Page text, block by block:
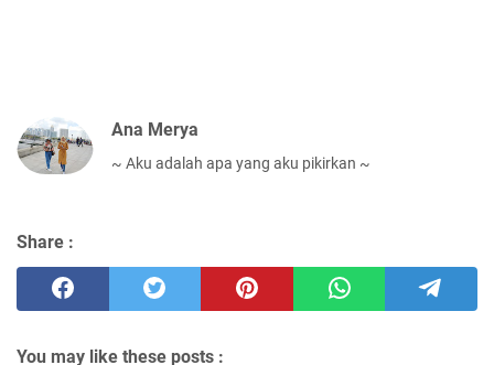
Ana Merya
~ Aku adalah apa yang aku pikirkan ~
Share :
You may like these posts :